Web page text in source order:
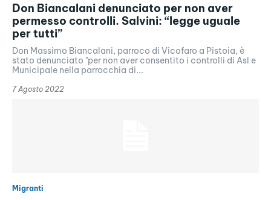
Don Biancalani denunciato per non aver
permesso controlli. Salvini: “legge uguale
per tutti”
Don Massimo Biancalani, parroco di Vicofaro a Pistoia, è
stato denunciato "per non aver consentito i controlli di Asl e
Municipale nella parrocchia di...
7 Agosto 2022
Migranti